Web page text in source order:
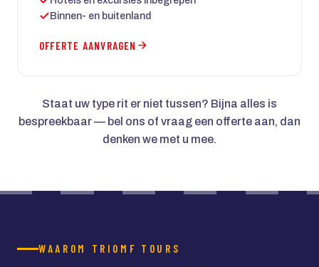
Binnen- en buitenland
OFFERTE AANVRAGEN
Staat uw type rit er niet tussen? Bijna alles is
bespreekbaar — bel ons of vraag een offerte aan, dan
denken we met u mee.
WAAROM TRIOMF TOURS